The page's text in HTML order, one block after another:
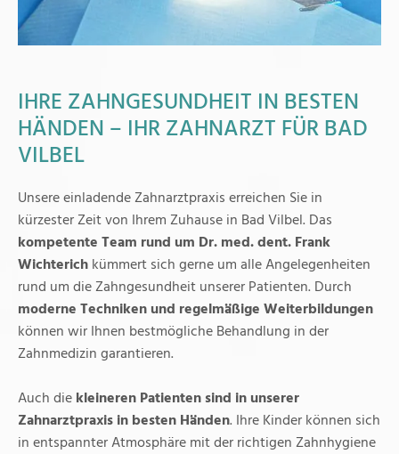
IHRE ZAHNGESUNDHEIT IN BESTEN
HÄNDEN ­– IHR ZAHNARZT FÜR BAD
VILBEL
Unsere einladende Zahnarztpraxis erreichen Sie in
kürzester Zeit von Ihrem Zuhause in Bad Vilbel. Das
kompetente Team rund um Dr. med. dent. Frank
Wichterichkümmert sich gerne um alle Angelegenheiten
rund um die Zahngesundheit unserer Patienten. Durch
moderne Techniken und regelmäßige Weiterbildungen
können wir Ihnen bestmögliche Behandlung in der
Zahnmedizin garantieren.
Auch diekleineren Patienten sind in unserer
Zahnarztpraxis in besten Händen. Ihre Kinder können sich
in entspannter Atmosphäre mit der richtigen Zahnhygiene